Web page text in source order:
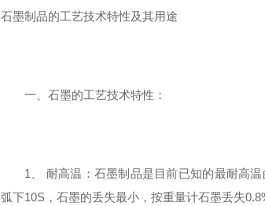
石墨制品的工艺技术特性及其用途
一、石墨的工艺技术特性：
1、 耐高温：石墨制品是目前已知的最耐高温
弧下10S，石墨的丢失最小，按重量计石墨丢失